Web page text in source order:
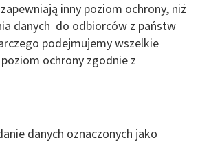
inny poziom ochrony, niż
danych do odbiorców z państw
podejmujemy wszelkie
ochrony zgodnie z
danych oznaczonych jako